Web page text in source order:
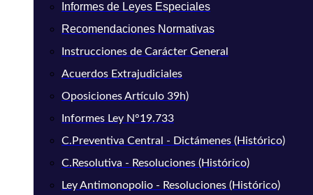
Informes de Leyes Especiales
Recomendaciones Normativas
Instrucciones de Carácter General
Acuerdos Extrajudiciales
Oposiciones Artículo 39h)
Informes Ley N°19.733
C.Preventiva Central - Dictámenes (Histórico)
C.Resolutiva - Resoluciones (Histórico)
Ley Antimonopolio - Resoluciones (Histórico)